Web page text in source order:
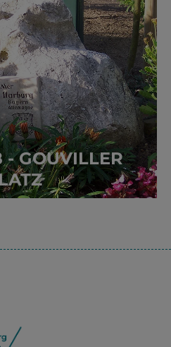
- GOUVILLER